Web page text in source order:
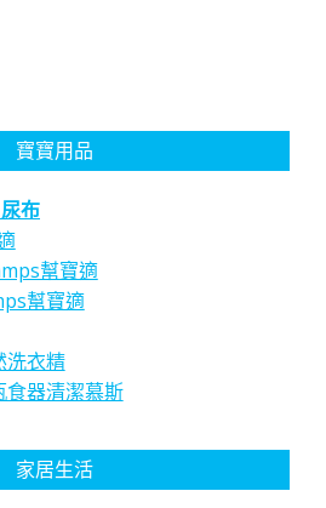
寶寶用品
布
幫寶適
幫寶適
洗衣精
器清潔慕斯
家居生活